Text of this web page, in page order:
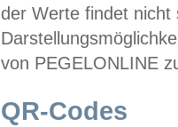
der Werte findet
von PEGELONLINE
QR-Codes